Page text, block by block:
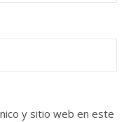
y sitio web en este